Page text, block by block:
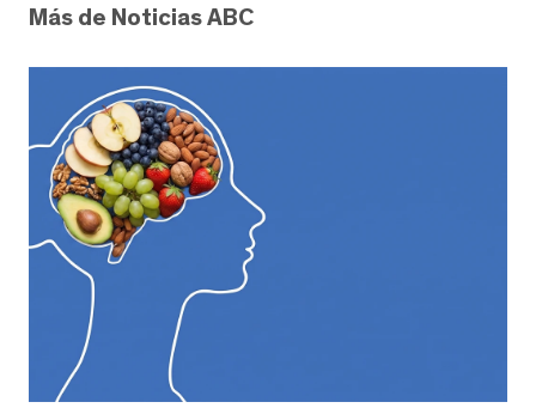
Más de Noticias ABC